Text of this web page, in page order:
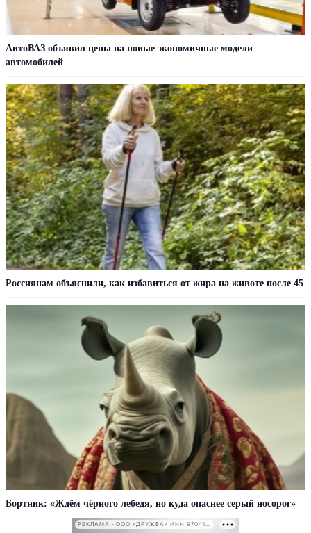
АвтоВАЗ объявил цены на новые экономичные модели
автомобилей
Россиянам объяснили, как избавиться от жира на животе после 45
Бортник: «Ждём чёрного лебедя, но куда опаснее серый носорог»
РЕКЛАМА • ООО «ДРУЖБА» ИНН 9704146411